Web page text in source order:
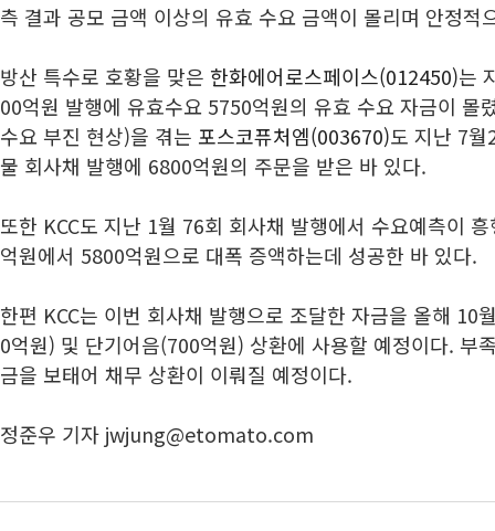
측 결과 공모 금액 이상의 유효 수요 금액이 몰리며 안정적
방산 특수로 호황을 맞은 한화에어로스페이스(012450)는
00억원 발행에 유효수요 5750억원의 유효 수요 자금이 몰
수요 부진 현상)을 겪는 포스코퓨처엠(003670)도 지난 7
물 회사채 발행에 6800억원의 주문을 받은 바 있다.
또한 KCC도 지난 1월 76회 회사채 발행에서 수요예측이
억원에서 5800억원으로 대폭 증액하는데 성공한 바 있다.
한편 KCC는 이번 회사채 발행으로 조달한 자금을 올해 10
0억원) 및 단기어음(700억원) 상환에 사용할 예정이다. 부
금을 보태어 채무 상환이 이뤄질 예정이다.
정준우 기자 jwjung@etomato.com